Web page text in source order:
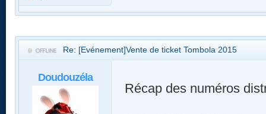
Re: [Evénement]Vente de ticket Tombola 2015
Doudouzéla
Récap des numéros